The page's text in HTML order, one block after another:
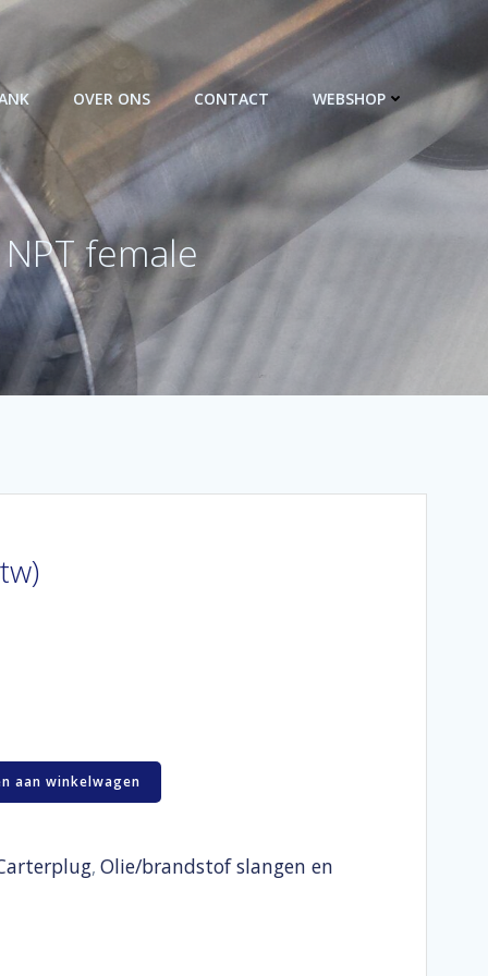
OVER ONS CONTACT WEBSHOP
female
aan winkelwagen
, Olie/brandstof slangen en